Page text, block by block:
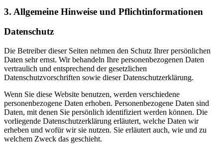
3. Allgemeine Hinweise und Pflicht­informationen
Datenschutz
Die Betreiber dieser Seiten nehmen den Schutz Ihrer persönlichen
Daten sehr ernst. Wir behandeln Ihre personenbezogenen Daten
vertraulich und entsprechend der gesetzlichen
Datenschutzvorschriften sowie dieser Datenschutzerklärung.
Wenn Sie diese Website benutzen, werden verschiedene
personenbezogene Daten erhoben. Personenbezogene Daten sind
Daten, mit denen Sie persönlich identifiziert werden können. Die
vorliegende Datenschutzerklärung erläutert, welche Daten wir
erheben und wofür wir sie nutzen. Sie erläutert auch, wie und zu
welchem Zweck das geschieht.